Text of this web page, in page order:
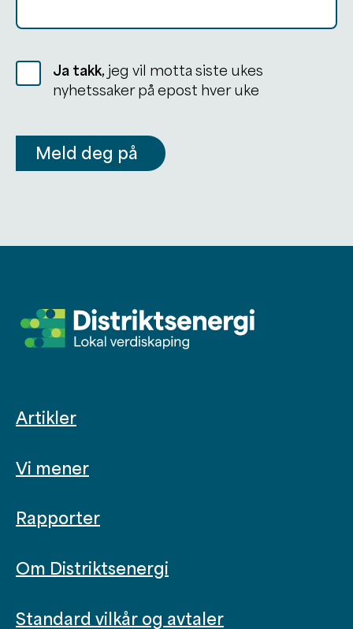
Ja takk, jeg vil motta siste ukes
nyhetssaker på epost hver uke
Meld deg på
Artikler
Vi mener
Rapporter
Om Distriktsenergi
Standard vilkår og avtaler